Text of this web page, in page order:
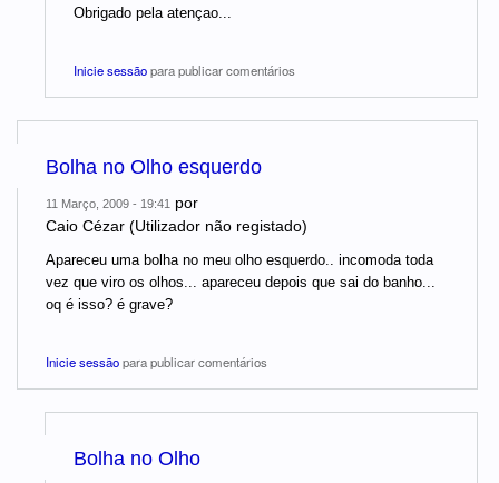
Obrigado pela atençao...
Inicie sessãopara publicar comentários
Bolha no Olho esquerdo
11 Março, 2009 - 19:41 por
Caio Cézar (Utilizador não registado)
Apareceu uma bolha no meu olho esquerdo.. incomoda toda
vez que viro os olhos... apareceu depois que sai do banho...
oq é isso? é grave?
Inicie sessãopara publicar comentários
Bolha no Olho